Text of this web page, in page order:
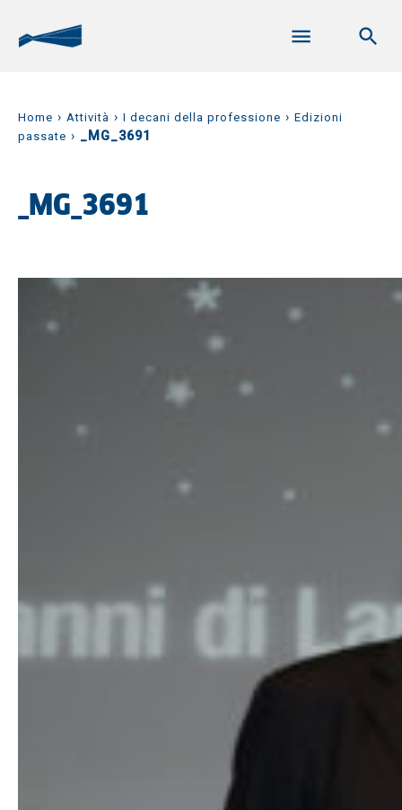
Home › Attività › I decani della professione › Edizioni
passate › _MG_3691
_MG_3691